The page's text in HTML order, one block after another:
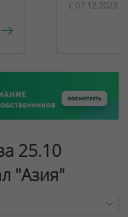
c 07.12.2023
25.10
"Азия"